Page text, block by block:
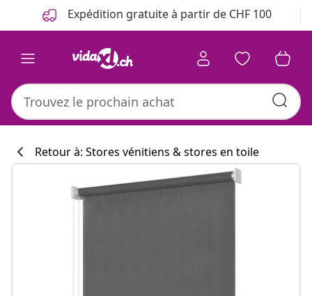
Précédent Expédition gratuite à partir de CHF 100
Retour à: Stores vénitiens & stores en toile